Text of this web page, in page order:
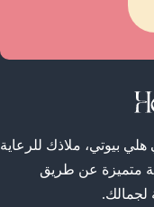
بيوتي، ملاذك للرعاية
متميزة عن طريق
لجمالك.